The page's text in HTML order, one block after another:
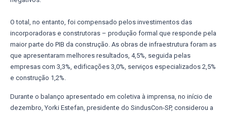
O total, no entanto, foi compensado pelos investimentos das
incorporadoras e construtoras – produção formal que responde pela
maior parte do PIB da construção. As obras de infraestrutura foram as
que apresentaram melhores resultados, 4,5%, seguida pelas
empresas com 3,3%, edificações 3,0%, serviços especializados 2,5%
e construção 1,2%.
Durante o balanço apresentado em coletiva à imprensa, no início de
dezembro, Yorki Estefan, presidente do SindusCon-SP, considerou a